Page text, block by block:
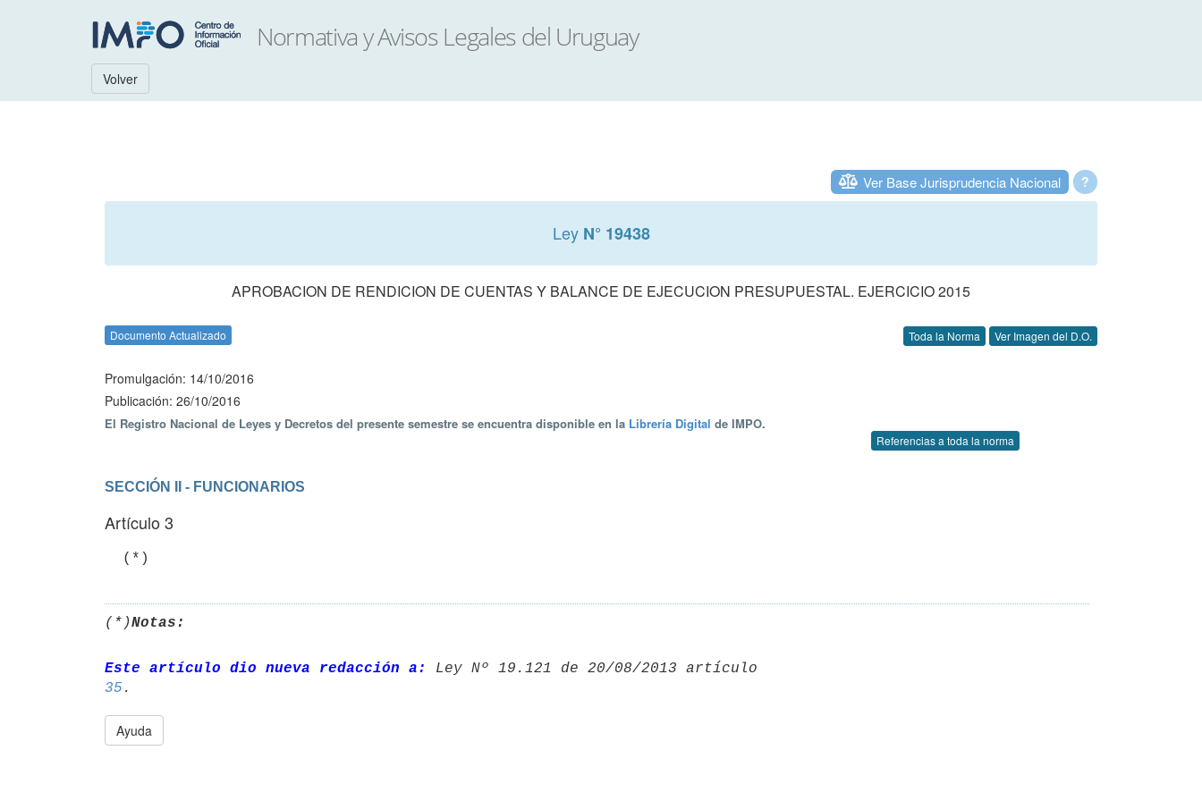
Volver
?
Ver Base Jurisprudencia Nacional
Ley N° 19438
APROBACION DE RENDICION DE CUENTAS Y BALANCE DE EJECUCION PRESUPUESTAL. EJERCICIO 2015
Documento Actualizado Toda la Norma Ver Imagen del D.O.
Promulgación: 14/10/2016
Publicación: 26/10/2016
El Registro Nacional de Leyes y Decretos del presente semestre se encuentra disponible en la Librería Digital de IMPO.
Referencias a toda la norma
SECCIÓN II - FUNCIONARIOS
Artículo 3
(*)Notas:
Este artículo dio nueva redacción a:
35
Ayuda